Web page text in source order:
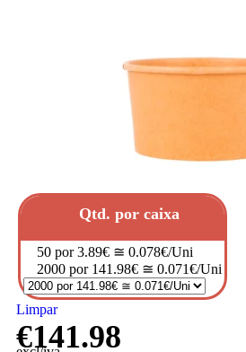
Qtd. por caixa
50 por 3.89€ ≅ 0.078€/Uni
2000 por 141.98€ ≅ 0.071€/Uni
Limpar
€141.98